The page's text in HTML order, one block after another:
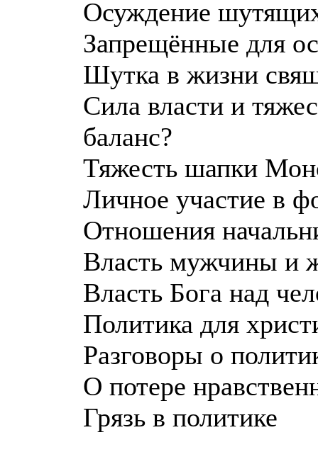
Осуждение
Запрещённые для
Шутка в жизни
Сила власти и
баланс?
Тяжесть шапки
Личное участие в
Отношения
Власть мужчины и
Власть Бога над
Политика для
Разговоры о
О потере
Грязь в политике